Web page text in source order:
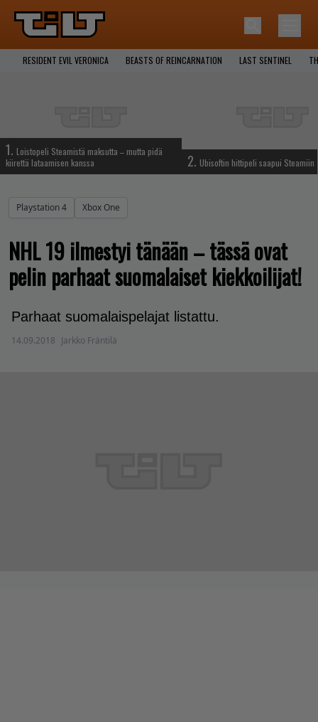
RESIDENT EVIL VERONICA BEASTS OF REINCARNATION LAST SENTINEL
1. Loistopeli Steamistä maksutta – mutta pidä
kiirettä lataamisen kanssa
2. Ubisoftin hittipeli saapui Steamiin
Playstation 4 Xbox One
NHL 19 ilmestyi tänään – tässä ovat
pelin parhaat suomalaiset kiekkoilijat!
Parhaat suomalaispelajat listattu.
14.09.2018 Jarkko Fräntilä